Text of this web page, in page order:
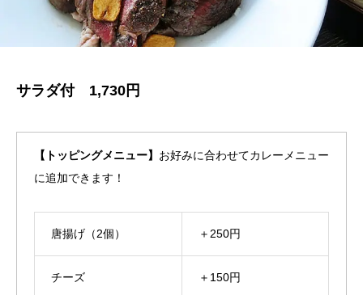
サラダ付 1,730円
【トッピングメニュー】 お好みに合わせてカレーメニュー
に追加できます！
唐揚げ（2個） ＋250円
チーズ ＋150円